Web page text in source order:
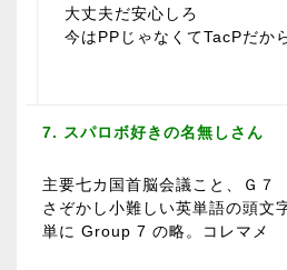
大丈夫だ安心しろ
今はPPじゃなくてTacPだか
7. スパロボ好きの名無しさん
主要七カ国首脳会議こと、Ｇ７
さぞかし小難しい英単語の頭文
単に Group 7 の略。コレマメ